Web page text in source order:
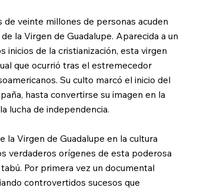
de veinte millones de personas acuden
la Virgen de Guadalupe. Aparecida a un
inicios de la cristianización, esta virgen
que ocurrió tras el estremecedor
Su culto marcó el inicio del
hasta convertirse su imagen en la
lucha de independencia.
la Virgen de Guadalupe en la cultura
verdaderos orígenes de esta poderosa
Por primera vez un documental
controvertidos sucesos que